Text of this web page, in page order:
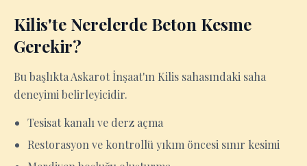
Kilis'te Nerelerde Beton Kesme
Gerekir?
Bu başlıkta Askarot İnşaat'ın Kilis sahasındaki saha
deneyimi belirleyicidir.
Tesisat kanalı ve derz açma
Restorasyon ve kontrollü yıkım öncesi sınır kesimi